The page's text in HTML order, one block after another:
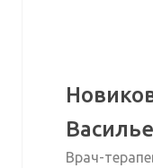
Врач-